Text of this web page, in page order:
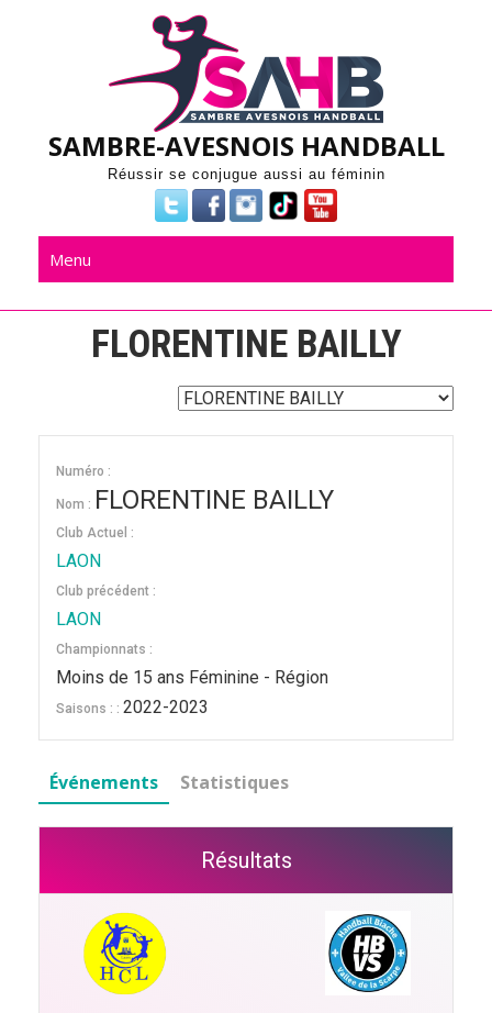
SAMBRE-AVESNOIS HANDBALL
Réussir se conjugue aussi au féminin
Menu
FLORENTINE BAILLY
Numéro :
Nom : FLORENTINE BAILLY
Club Actuel :
LAON
Club précédent :
LAON
Championnats :
Moins de 15 ans Féminine - Région
Saisons : : 2022-2023
Événements Statistiques
Résultats